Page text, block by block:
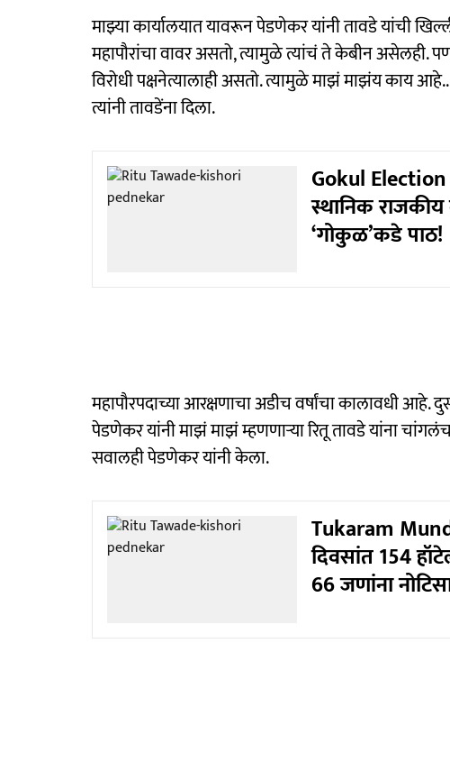
माझ्या कार्यालयात यावरून पेडणेकर यांनी तावडे यांची
महापौरांचा वावर असतो, त्यामुळे त्यांचं ते केबीन असेलही.
विरोधी पक्षनेत्यालाही असतो. त्यामुळे माझं माझंय काय
त्यांनी तावडेंना दिला.
Gokul Election
स्थानिक राजकीय
‘गोकुळ’कडे पाठ!
महापौरपदाच्या आरक्षणाचा अडीच वर्षांचा कालावधी
पेडणेकर यांनी माझं माझं म्हणणाऱ्या रितू तावडे यांना
सवालही पेडणेकर यांनी केला.
Tukaram
दिवसांत 154
66 जणांना